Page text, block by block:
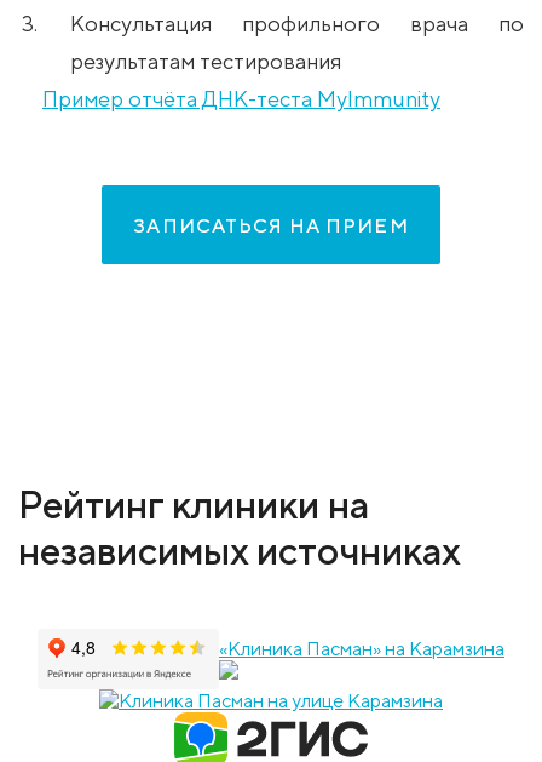
Консультация профильного врача по
результатам тестирования
Пример отчёта ДНК-теста MyImmunity
ЗАПИСАТЬСЯ НА ПРИЕМ
Рейтинг клиники на
независимых источниках
«Клиника Пасман» на Карамзина